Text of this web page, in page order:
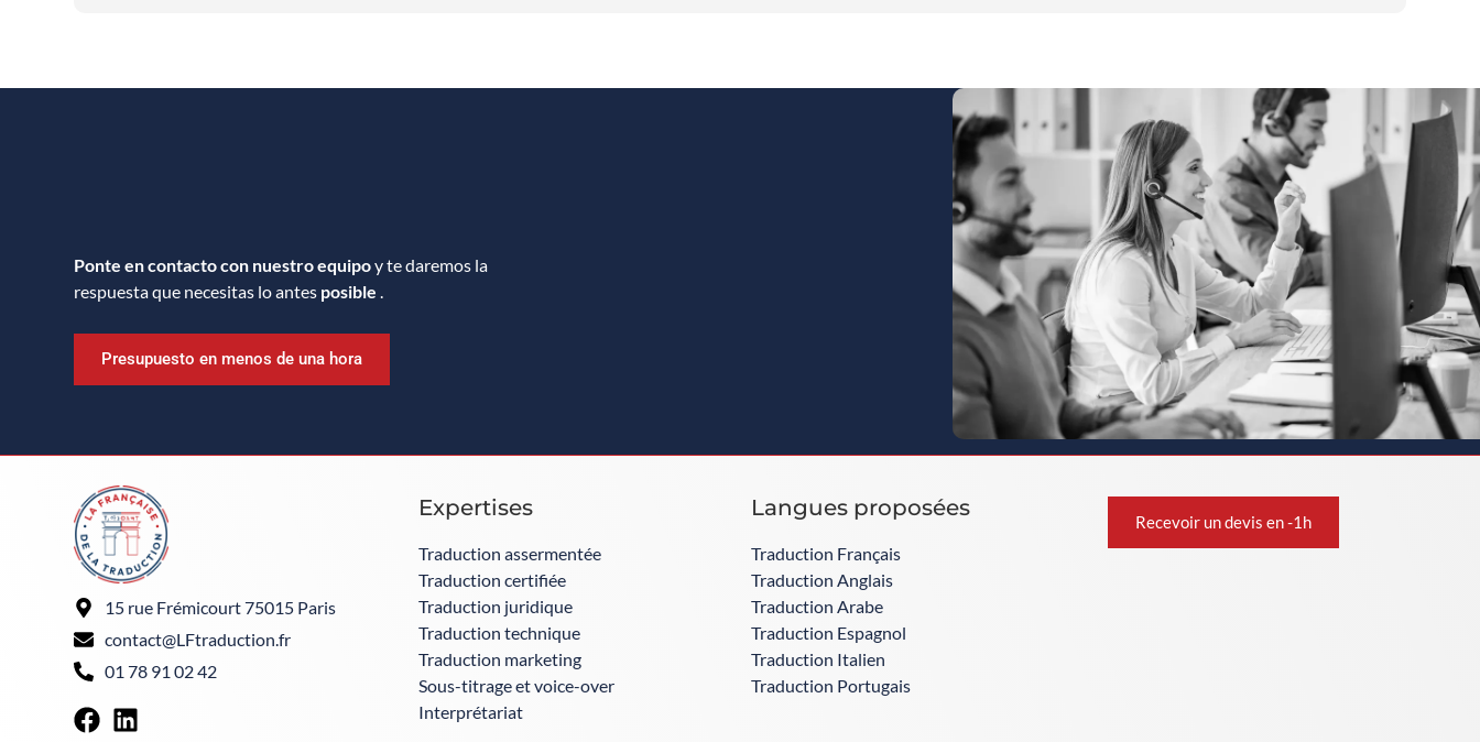
Ponte en contacto con nuestro equipoy te daremos la
respuesta que necesitas lo antes posible
Presupuesto en menos de una hora
15 rue Frémicourt 75015 Paris
contact@LFtraduction.fr
01 78 91 02 42
Expertises
Traduction assermentée
Traduction certifiée
Traduction juridique
Traduction technique
Traduction marketing
Sous-titrage et voice-over
Interprétariat
Langues proposées​
Traduction Français
Traduction Anglais
Traduction Arabe
Traduction Espagnol
Traduction Italien
Traduction Portugais
Recevoir un devis en -1h